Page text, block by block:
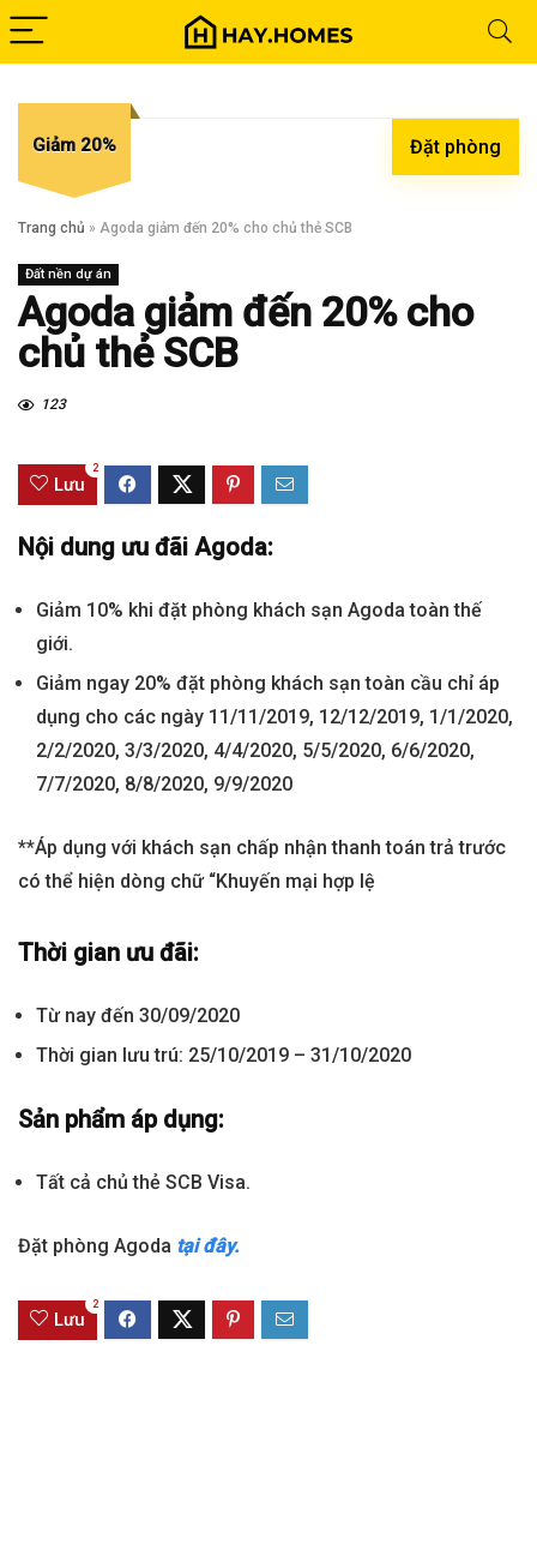
Giảm 20% Đặt phòng
Trang chủ » Agoda giảm đến 20% cho chủ thẻ SCB
Đất nền dự án
Agoda giảm đến 20% cho
chủ thẻ SCB
123
Lưu
2
Nội dung ưu đãi Agoda:
Giảm 10% khi đặt phòng khách sạn Agoda toàn thế
giới.
Giảm ngay 20% đặt phòng khách sạn toàn cầu chỉ áp
dụng cho các ngày 11/11/2019, 12/12/2019, 1/1/2020,
2/2/2020, 3/3/2020, 4/4/2020, 5/5/2020, 6/6/2020,
7/7/2020, 8/8/2020, 9/9/2020
**Áp dụng với khách sạn chấp nhận thanh toán trả trước
có thể hiện dòng chữ “Khuyến mại hợp lệ
Thời gian ưu đãi:
Từ nay đến 30/09/2020
Thời gian lưu trú: 25/10/2019 – 31/10/2020
Sản phẩm áp dụng:
Tất cả chủ thẻ SCB Visa.
Đặt phòng Agoda tại đây.
Lưu
2